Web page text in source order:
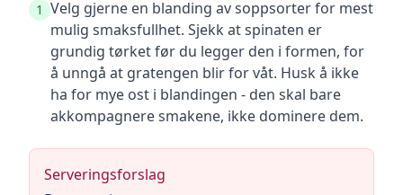
1 Velg gjerne en blanding av soppsorter for mest
mulig smaksfullhet. Sjekk at spinaten er
grundig tørket før du legger den i formen, for
å unngå at gratengen blir for våt. Husk å ikke
ha for mye ost i blandingen - den skal bare
akkompagnere smakene, ikke dominere dem.
Serveringsforslag